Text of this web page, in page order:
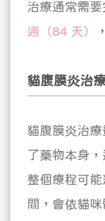
治療通常需
週（84 天）
貓腹膜炎治
貓腹膜炎治
了藥物本身
整個療程可能
間，會依貓